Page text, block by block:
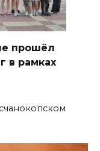
прошёл
в рамках